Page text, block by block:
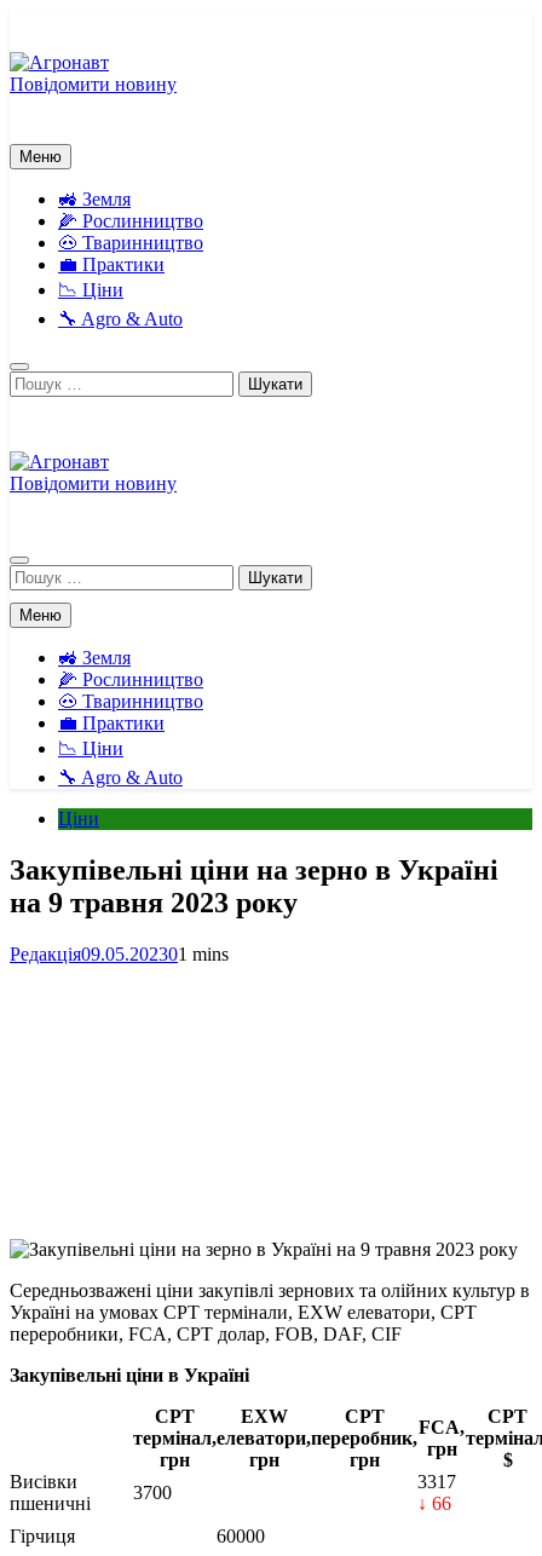
вмісту
Повідомити новину
Меню
🚜 Земля
🌽 Рослинництво
🐽 Тваринництво
💼 Практики
📉 Ціни
🔧 Agro & Auto
Пошук:
Повідомити новину
Пошук:
Меню
🚜 Земля
🌽 Рослинництво
🐽 Тваринництво
💼 Практики
📉 Ціни
🔧 Agro & Auto
Ціни
Закупівельні ціни на зерно в Україні
на 9 травня 2023 року
Редакція09.05.202301 mins
Link
Print
Середньозважені ціни закупівлі зернових та олійних культур в
Україні на умовах CPT термінали, EXW елеватори, CPT
переробники, FCA, CPT долар, FOB, DAF, CIF
Закупівельні ціни в Україні
CPT
термінал,
грн
EXW
елеватори,
грн
CPT
переробник,
грн
FCA,
грн
CPT
$
Висівки
пшеничні
3700
3317
↓ 66
Гірчиця
60000